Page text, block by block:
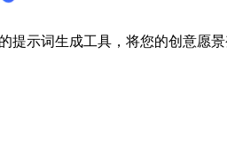
提示词生成工具，将您的创意愿